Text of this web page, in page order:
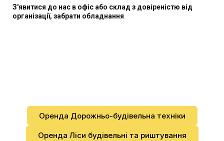
З'явитися до нас в офіс або склад з довіреністю від
організації, забрати обладнання
Оренда Дорожньо-будівельна техніки
Оренда Ліси будівельні та риштування